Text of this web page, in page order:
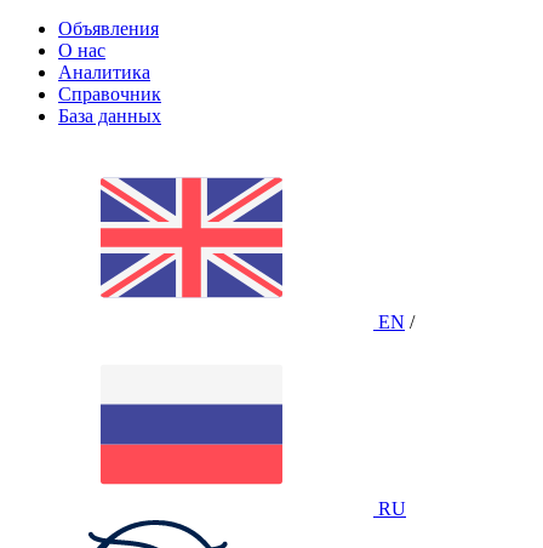
Объявления
О нас
Аналитика
Справочник
База данных
EN /
RU